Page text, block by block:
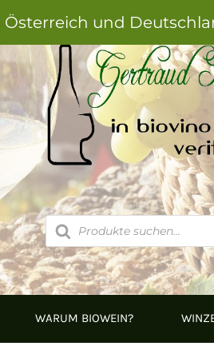
Österreich und
Products
search
WARUM BIOWEIN?